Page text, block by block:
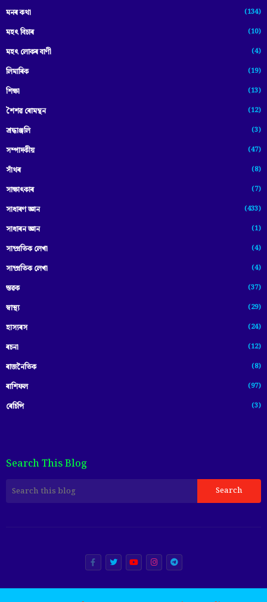
মনৰ কথা (134)
মহৎ বিচাৰ (10)
মহৎ লোকৰ বাণী (4)
লিমাৰিক (19)
শিক্ষা (13)
শৈশৱ ৰোমন্থন (12)
শ্ৰদ্ধাঞ্জলি (3)
সম্পাদকীয় (47)
সাঁথৰ (8)
সাক্ষাৎকাৰ (7)
সাধাৰণ জ্ঞান (433)
সাধাৰন জ্ঞান (1)
সাম্প্রতিক লেখা (4)
সাম্প্ৰতিক লেখা (4)
স্তৱক (37)
স্বাস্থ্য (29)
হাস্যৰস (24)
ৰচনা (12)
ৰাজনৈতিক (8)
ৰাশিফল (97)
ৰেচিপি (3)
Search This Blog